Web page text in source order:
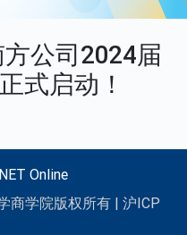
公司2024届
式启动！
Online
商学院版权所有 | 沪ICP